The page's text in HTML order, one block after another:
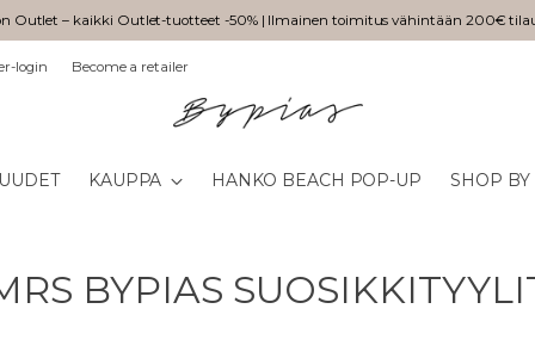
Outlet – kaikki Outlet-tuotteet -50% | Ilmainen toimitus vähintään 200€
login Become a retailer
KAUPPA HANKO BEACH POP-UP SHOP
BYPIAS